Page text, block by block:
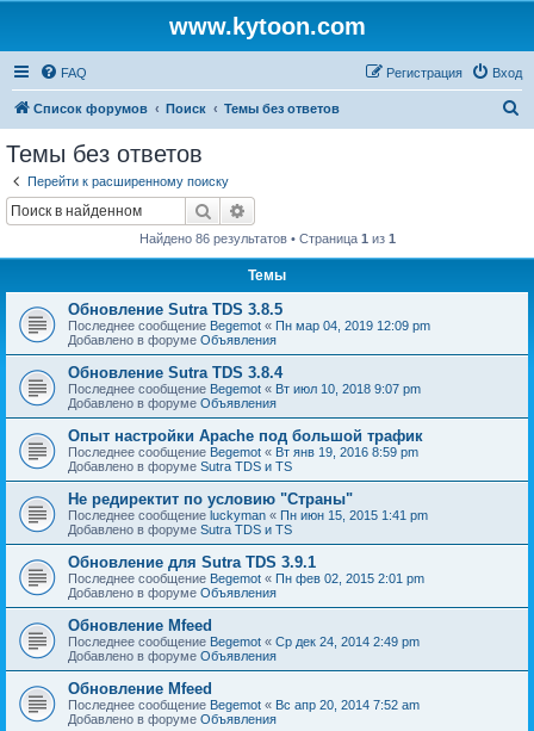
www.kytoon.com
FAQ Вход
Регистрация
Список форумов Поиск Темы без ответов
Темы без ответов
Перейти к расширенному поиску
Поиск
Найдено 86 результатов • Страница 1 из 1
Темы
Обновление Sutra TDS 3.8.5
Последнее сообщение Begemot « Пн мар 04, 2019 12:09 pm
Добавлено в форуме Объявления
Обновление Sutra TDS 3.8.4
Последнее сообщение Begemot « Вт июл 10, 2018 9:07 pm
Добавлено в форуме Объявления
Опыт настройки Apache под большой трафик
Последнее сообщение Begemot « Вт янв 19, 2016 8:59 pm
Добавлено в форуме Sutra TDS и TS
Не редиректит по условию "Страны"
Последнее сообщение luckyman « Пн июн 15, 2015 1:41 pm
Добавлено в форуме Sutra TDS и TS
Обновление для Sutra TDS 3.9.1
Последнее сообщение Begemot « Пн фев 02, 2015 2:01 pm
Добавлено в форуме Объявления
Обновление Mfeed
Последнее сообщение Begemot « Ср дек 24, 2014 2:49 pm
Добавлено в форуме Объявления
Обновление Mfeed
Последнее сообщение Begemot « Вс апр 20, 2014 7:52 am
Добавлено в форуме Объявления